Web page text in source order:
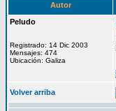
Autor
Peludo
Registrado: 14 Dic 2003
Mensajes: 474
Ubicación: Galiza
Volver arriba